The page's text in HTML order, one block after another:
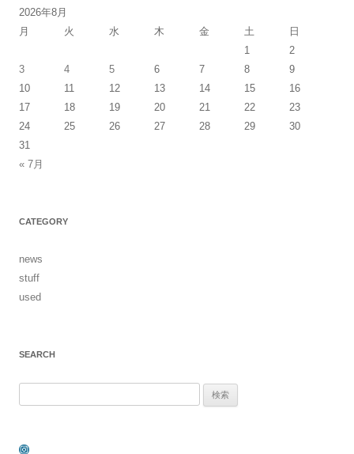
ー
ョ
ン
2026年8月
月
火 水 木 金 土
日
1
2
3
4 5 6 7 8
9
10
11 12 13 14 15
16
17
18 19 20 21 22
23
24
25 26 27 28 29
30
31
« 7月
CATEGORY
news
stuff
used
SEARCH
索:
Instagram